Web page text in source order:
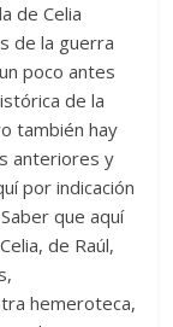
de Celia
de la guerra
poco antes
de la
también hay
anteriores y
por indicación
que aquí
de Raúl,
hemeroteca,